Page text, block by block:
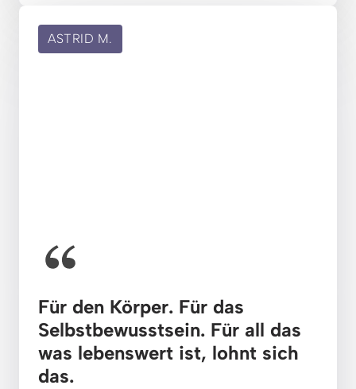
ASTRID M.
Für den Körper. Für das
Selbstbewusstsein. Für all
was lebenswert ist, lohnt
das.